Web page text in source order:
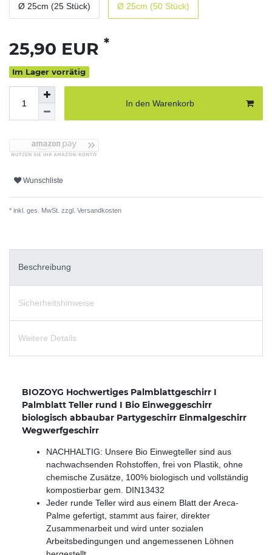
Ø 25cm (25 Stück) Ø 25cm (50 Stück)
25,90 EUR *
Im Lager vorrätig
In den Warenkorb
Wunschliste
* inkl. ges. MwSt. zzgl. Versandkosten
Beschreibung
Sicherheitshinweise
Weitere Details
BIOZOYG Hochwertiges Palmblattgeschirr I
Palmblatt Teller rund I Bio Einweggeschirr
biologisch abbaubar Partygeschirr Einmalgeschirr
Wegwerfgeschirr
NACHHALTIG: Unsere Bio Einwegteller sind aus
nachwachsenden Rohstoffen, frei von Plastik, ohne
chemische Zusätze, 100% biologisch und vollständig
kompostierbar gem. DIN13432
Jeder runde Teller wird aus einem Blatt der Areca-
Palme gefertigt, stammt aus fairer, direkter
Zusammenarbeit und wird unter sozialen
Arbeitsbedingungen und angemessenen Löhnen